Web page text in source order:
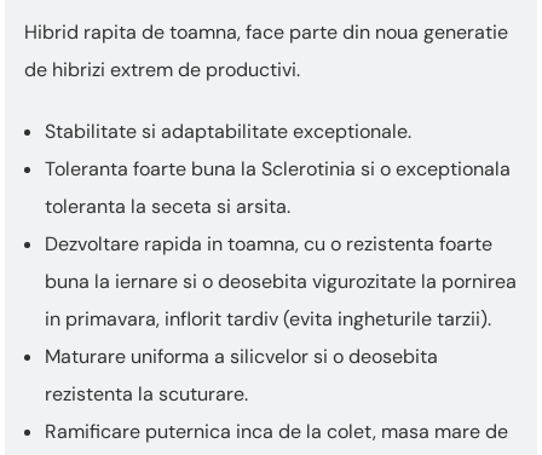
Hibrid rapita de toamna, face parte din noua generatie
de hibrizi extrem de productivi.
Stabilitate si adaptabilitate exceptionale.
Toleranta foarte buna la Sclerotinia si o exceptionala
toleranta la seceta si arsita.
Dezvoltare rapida in toamna, cu o rezistenta foarte
buna la iernare si o deosebita vigurozitate la pornirea
in primavara, inflorit tardiv (evita ingheturile tarzii).
Maturare uniforma a silicvelor si o deosebita
rezistenta la scuturare.
Ramificare puternica inca de la colet, masa mare de